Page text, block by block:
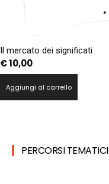
Il mercato dei significati
€10,00
Aggiungi al carrello
PERCORSI TEMATICI